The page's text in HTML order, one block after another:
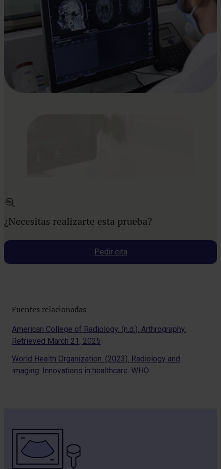
¿Necesitas realizarte esta prueba?
Pedir cita
Fuentes relacionadas
American College of Radiology. (n.d.). Arthrography.
Retrieved March 21, 2025
World Health Organization. (2023). Radiology and
imaging: Innovations in healthcare. WHO